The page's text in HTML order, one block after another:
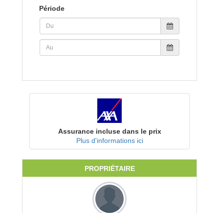
Période
Assurance incluse dans le prix
Plus d'informations ici
PROPRIÉTAIRE